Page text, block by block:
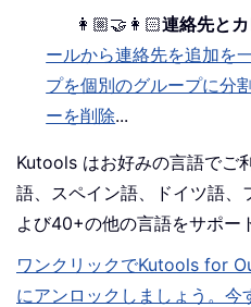
👩🏼‍🤝‍👩🏻連絡先と
ールから連絡先を追加を
プを個別のグループに分
ーを削除...
Kutools はお好みの言語でご
語、スペイン語、ドイツ語、
よび40+の他の言語をサポー
ワンクリックでKutools for
にアンロックしましょう。今